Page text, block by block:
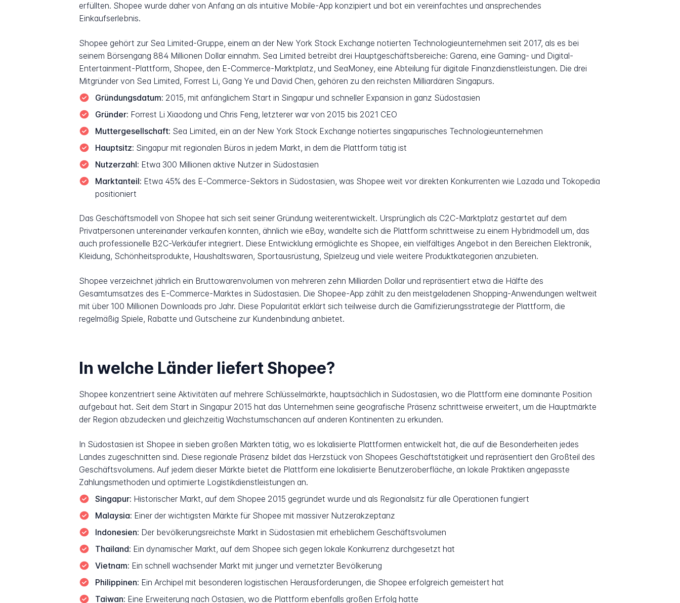
erfüllten. Shopee wurde daher von Anfang an als intuitive Mobile-App konzipiert und bot ein vereinfachtes und ansprechendes
Einkaufserlebnis.
Shopee gehört zur Sea Limited-Gruppe, einem an der New York Stock Exchange notierten Technologieunternehmen seit 2017, als es bei
seinem Börsengang 884 Millionen Dollar einnahm. Sea Limited betreibt drei Hauptgeschäftsbereiche: Garena, eine Gaming- und Digital-
Entertainment-Plattform, Shopee, den E-Commerce-Marktplatz, und SeaMoney, eine Abteilung für digitale Finanzdienstleistungen. Die drei
Mitgründer von Sea Limited, Forrest Li, Gang Ye und David Chen, gehören zu den reichsten Milliardären Singapurs.
Gründungsdatum: 2015, mit anfänglichem Start in Singapur und schneller Expansion in ganz Südostasien
Gründer: Forrest Li Xiaodong und Chris Feng, letzterer war von 2015 bis 2021 CEO
Muttergesellschaft: Sea Limited, ein an der New York Stock Exchange notiertes singapurisches Technologieunternehmen
Hauptsitz: Singapur mit regionalen Büros in jedem Markt, in dem die Plattform tätig ist
Nutzerzahl: Etwa 300 Millionen aktive Nutzer in Südostasien
Marktanteil: Etwa 45% des E-Commerce-Sektors in Südostasien, was Shopee weit vor direkten Konkurrenten wie Lazada und Tokopedia
positioniert
Das Geschäftsmodell von Shopee hat sich seit seiner Gründung weiterentwickelt. Ursprünglich als C2C-Marktplatz gestartet auf dem
Privatpersonen untereinander verkaufen konnten, ähnlich wie eBay, wandelte sich die Plattform schrittweise zu einem Hybridmodell um, das
auch professionelle B2C-Verkäufer integriert. Diese Entwicklung ermöglichte es Shopee, ein vielfältiges Angebot in den Bereichen Elektronik,
Kleidung, Schönheitsprodukte, Haushaltswaren, Sportausrüstung, Spielzeug und viele weitere Produktkategorien anzubieten.
Shopee verzeichnet jährlich ein Bruttowarenvolumen von mehreren zehn Milliarden Dollar und repräsentiert etwa die Hälfte des
Gesamtumsatzes des E-Commerce-Marktes in Südostasien. Die Shopee-App zählt zu den meistgeladenen Shopping-Anwendungen weltweit
mit über 100 Millionen Downloads pro Jahr. Diese Popularität erklärt sich teilweise durch die Gamifizierungsstrategie der Plattform, die
regelmäßig Spiele, Rabatte und Gutscheine zur Kundenbindung anbietet.
In welche Länder liefert Shopee?
Shopee konzentriert seine Aktivitäten auf mehrere Schlüsselmärkte, hauptsächlich in Südostasien, wo die Plattform eine dominante Position
aufgebaut hat. Seit dem Start in Singapur 2015 hat das Unternehmen seine geografische Präsenz schrittweise erweitert, um die Hauptmärkte
der Region abzudecken und gleichzeitig Wachstumschancen auf anderen Kontinenten zu erkunden.
In Südostasien ist Shopee in sieben großen Märkten tätig, wo es lokalisierte Plattformen entwickelt hat, die auf die Besonderheiten jedes
Landes zugeschnitten sind. Diese regionale Präsenz bildet das Herzstück von Shopees Geschäftstätigkeit und repräsentiert den Großteil des
Geschäftsvolumens. Auf jedem dieser Märkte bietet die Plattform eine lokalisierte Benutzeroberfläche, an lokale Praktiken angepasste
Zahlungsmethoden und optimierte Logistikdienstleistungen an.
Singapur: Historischer Markt, auf dem Shopee 2015 gegründet wurde und als Regionalsitz für alle Operationen fungiert
Malaysia: Einer der wichtigsten Märkte für Shopee mit massiver Nutzerakzeptanz
Indonesien: Der bevölkerungsreichste Markt in Südostasien mit erheblichem Geschäftsvolumen
Thailand: Ein dynamischer Markt, auf dem Shopee sich gegen lokale Konkurrenz durchgesetzt hat
Vietnam: Ein schnell wachsender Markt mit junger und vernetzter Bevölkerung
Philippinen: Ein Archipel mit besonderen logistischen Herausforderungen, die Shopee erfolgreich gemeistert hat
Taiwan: Eine Erweiterung nach Ostasien, wo die Plattform ebenfalls großen Erfolg hatte